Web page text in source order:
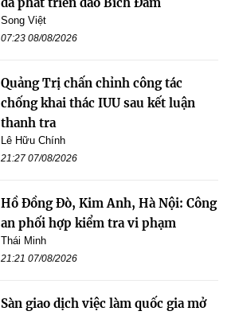
Song Việt
07:23 08/08/2026
Quảng Trị chấn chỉnh công tác
chống khai thác IUU sau kết luận
thanh tra
Lê Hữu Chính
21:27 07/08/2026
Hồ Đồng Đò, Kim Anh, Hà Nội: Công
an phối hợp kiểm tra vi phạm
Thái Minh
21:21 07/08/2026
Sàn giao dịch việc làm quốc gia mở